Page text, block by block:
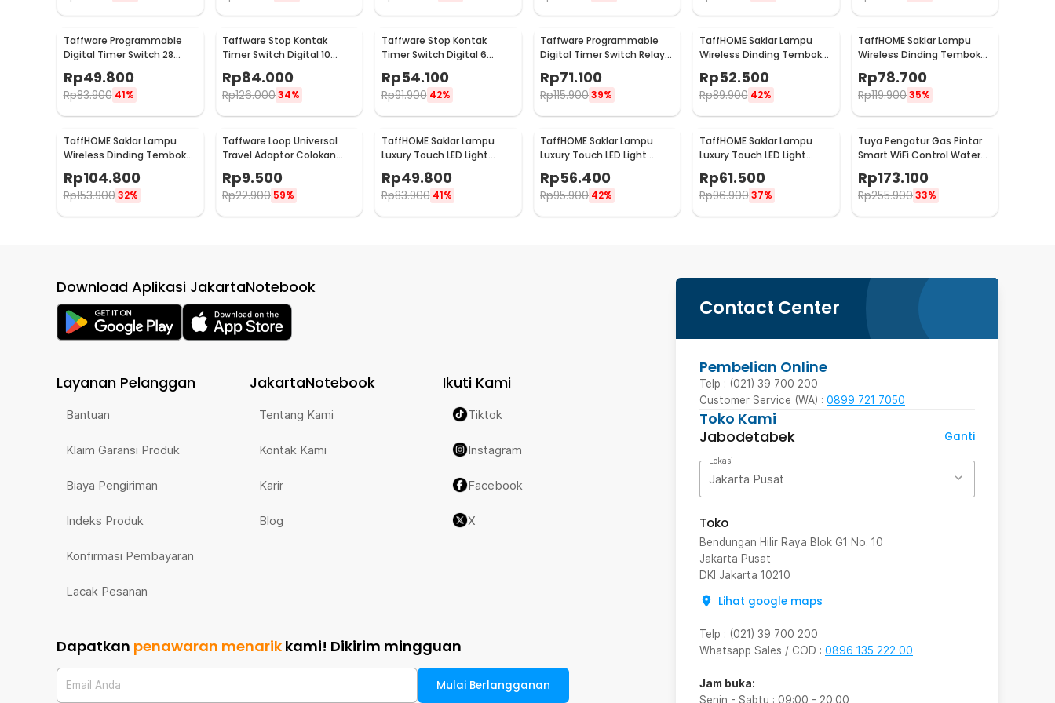
Taffware Programmable
Digital Timer Switch 28
Program 220V/25A(16A) -
THC30A
Rp49.800
Rp83.900 41%
Taffware Stop Kontak
Timer Switch Digital 10
Program EU Plug 16A 230V -
KWE-TM02-EU
Rp84.000
Rp126.00034%
Taffware Stop Kontak
Timer Switch Digital 6
W03
Rp54.100
Rp91.900 42%
Taffware Programmable
Digital Timer Switch Relay
Rp71.100
Rp115.90039%
TaffHOME Saklar Lampu
Wireless Dinding Tembok
Gang 1 Receiver - WHK01
Rp52.500
Rp89.900 42%
TaffHOME Saklar Lampu
Wireless Dinding Tembok
Lamp Switch RF 433MHz 2
Gang 2 Receiver - WHK01
Rp78.700
Rp119.90035%
TaffHOME Saklar Lampu
Wireless Dinding Tembok
Lamp Switch RF 433MHz 3
Gang 3 Receiver - WHK01
Rp104.800
Rp153.900 32%
Taffware Loop Universal
Travel Adaptor Colokan
N16
Rp9.500
Rp22.900 59%
TaffHOME Saklar Lampu
Luxury Touch LED Light
Panel 1 Gang - AO-001
Rp49.800
Rp83.900 41%
TaffHOME Saklar Lampu
Luxury Touch LED Light
Panel 2 Gang - AO-001
Rp56.400
Rp95.900 42%
TaffHOME Saklar Lampu
Luxury Touch LED Light
Panel 3 Gang - AO-001
Rp61.500
Rp96.900 37%
Tuya Pengatur Gas Pintar
Smart WiFi Control Water
Valve Gas Controller - YB5
Rp173.100
Rp255.90033%
Contact Center
Pembelian Online
Telp : (021) 39 700 200
Customer Service (WA) : 0899 721 7050
Toko Kami
Jabodetabek
Ganti
Lokasi
Jakarta Pusat
Toko
Bendungan Hilir Raya Blok G1 No. 10
Jakarta Pusat
DKI Jakarta 10210
Lihat google maps
Telp : (021) 39 700 200
Whatsapp Sales / COD : 0896 135 222 00
Jam buka:
Senin - Sabtu : 09:00 - 20:00
Download Aplikasi JakartaNotebook
Layanan Pelanggan
Bantuan
Klaim Garansi Produk
Biaya Pengiriman
Indeks Produk
Konfirmasi Pembayaran
Lacak Pesanan
JakartaNotebook
Tentang Kami
Kontak Kami
Karir
Blog
Ikuti Kami
Tiktok
Instagram
Facebook
X
Dapatkan penawaran menarik kami! Dikirim mingguan
Email Anda Mulai Berlangganan